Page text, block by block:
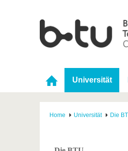
Universität
Home Universität Die